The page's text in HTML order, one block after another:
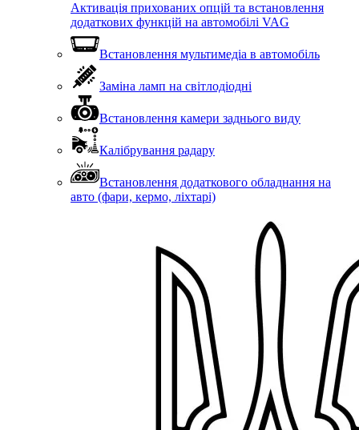
Активація прихованих опцій та встановлення
додаткових функцій на автомобілі VAG
Встановлення мультимедіа в автомобіль
Заміна ламп на світлодіодні
Встановлення камери заднього виду
Калібрування радару
Встановлення додаткового обладнання на
авто (фари, кермо, ліхтарі)